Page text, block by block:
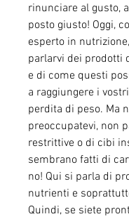
rinunciare al gusto,
posto giusto! Oggi,
esperto in
parlarvi dei prodotti
e di come questi
a raggiungere i
perdita di peso. Ma
preoccupatevi, non
restrittive o di cibi
sembrano fatti di
no! Qui si parla di
nutrienti e
Quindi, se siete